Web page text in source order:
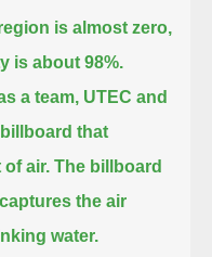
is almost zero,
is about 98%.
a team, UTEC and
that
air. The billboard
the air
water.